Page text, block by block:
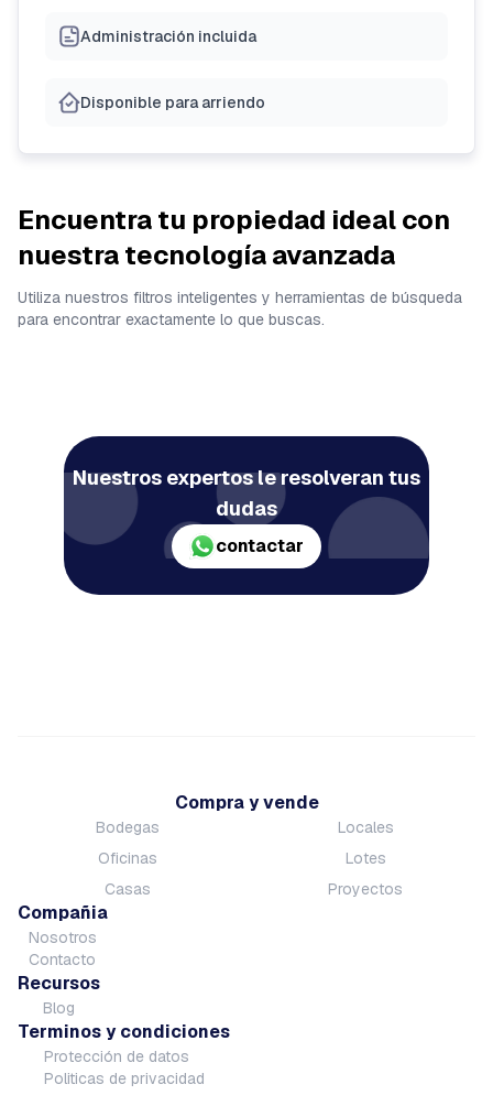
Administración incluida
Disponible para arriendo
Encuentra tu propiedad ideal con
nuestra tecnología avanzada
Utiliza nuestros filtros inteligentes y herramientas de búsqueda
para encontrar exactamente lo que buscas.
Nuestros expertos le resolveran tus
dudas
contactar
Compra y vende
Bodegas
Locales
Oficinas
Lotes
Casas
Proyectos
Compañia
Nosotros
Contacto
Recursos
Blog
Terminos y condiciones
Protección de datos
Politicas de privacidad